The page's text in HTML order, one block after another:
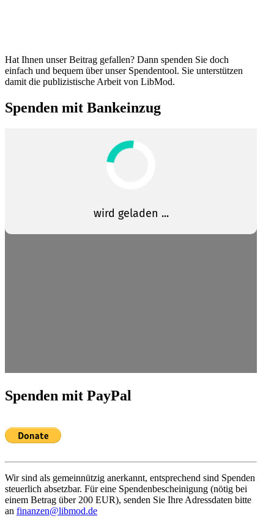
Hat Ihnen unser Beitrag gefallen? Dann spenden Sie doch
einfach und bequem über unser Spendentool. Sie unter­stützen
damit die publi­zis­tische Arbeit von LibMod.
Spenden mit Bankeinzug
Spenden mit PayPal
Wir sind als gemein­nützig anerkannt, entspre­chend sind Spenden
steuerlich absetzbar. Für eine Spenden­be­schei­nigung (nötig bei
einem Betrag über 200 EUR), senden Sie Ihre Adress­daten bitte
an finanzen@libmod.de